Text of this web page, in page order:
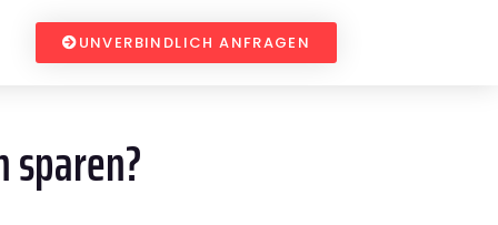
UNVERBINDLICH ANFRAGEN